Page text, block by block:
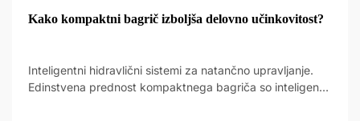
Kako kompaktni bagrič izboljša delovno učinkovitost?
Inteligentni hidravlični sistemi za natančno upravljanje.
Edinstvena prednost kompaktnega bagriča so inteligentni